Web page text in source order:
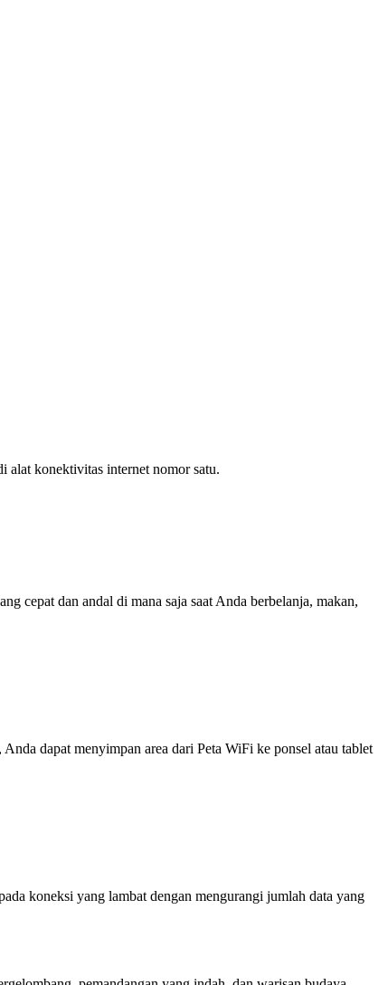
alat konektivitas internet nomor satu.
cepat dan andal di mana saja saat Anda berbelanja, makan,
dapat menyimpan area dari Peta WiFi ke ponsel atau tablet
koneksi yang lambat dengan mengurangi jumlah data yang